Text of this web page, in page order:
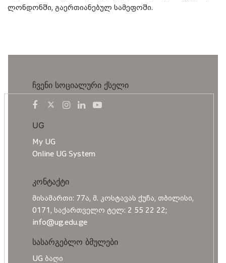
ლონდონში, გაერთიანებულ სამეფოში.
ჩვენი სოციალური ქსელი
UG
My UG
Online UG System
კონტაქტი
მისამართი: 77ა, მ. კოსტავას ქუჩა, თბილისი,
0171, საქართველო ტელ: 2 55 22 22;
info@ug.edu.ge
სასარგებლო ბმულები
UG ბაღი